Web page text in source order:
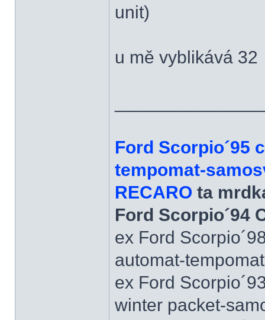
unit)
u mě vyblikává 32
Ford Scorpio´95
tempomat-
RECARO ta
Ford Scorpio´94
ex Ford
automat-
ex Ford
winter packet-